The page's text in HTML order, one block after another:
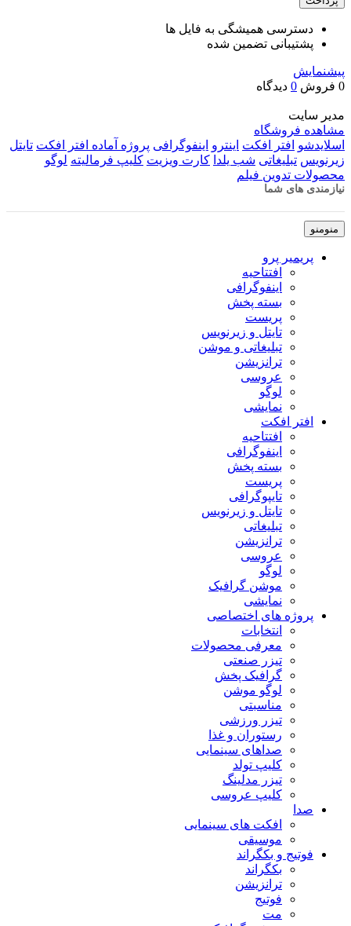
دسترسی همیشگی به فایل ها
پشتیبانی تضمین شده
پیشنمایش
0 فروش
0 دیدگاه
مدیر سایت
مشاهده فروشگاه
اسلایدشو افتر افکت اینترو اینفوگرافی پروژه آماده افتر افکت تایتل
زیرنویس تبلیغاتی شب یلدا کارت ویزیت کلیپ فرمالیته لوگو
محصولات تدوین فیلم
نیازمندی های شما
منومنو
پریمیر پرو
افتتاحیه
اینفوگرافی
بسته پخش
پریست
تایتل و زیرنویس
تبلیغاتی و موشن
ترانزیشن
عروسی
لوگو
نمایشی
افتر افکت
افتتاحیه
اینفوگرافی
بسته پخش
پریست
تایپوگرافی
تایتل و زیرنویس
تبلیغاتی
ترانزیشن
عروسی
لوگو
موشن گرافیک
نمایشی
پروژه های اختصاصی
انتخابات
معرفی محصولات
تیزر صنعتی
گرافیک پخش
لوگو موشن
مناسبتی
تیزر ورزشی
رستوران و غذا
صداهای سینمایی
کلیپ تولد
تیزر مدلینگ
کلیپ عروسی
صدا
افکت های سینمایی
موسیقی
فوتیج و بکگراند
بکگراند
ترانزیشن
فوتیج
مت